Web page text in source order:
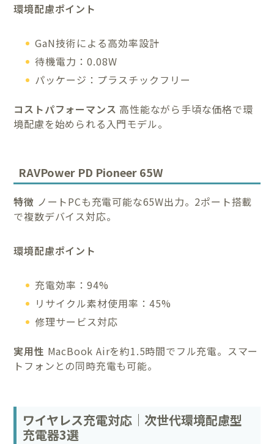
環境配慮ポイント
GaN技術による高効率設計
待機電力：0.08W
パッケージ：プラスチックフリー
コストパフォーマンス 高性能ながら手頃な価格で環
境配慮を始められる入門モデル。
RAVPower PD Pioneer 65W
特徴 ノートPCも充電可能な65W出力。2ポート搭載
で複数デバイス対応。
環境配慮ポイント
充電効率：94%
リサイクル素材使用率：45%
修理サービス対応
実用性 MacBook Airを約1.5時間でフル充電。スマー
トフォンとの同時充電も可能。
ワイヤレス充電対応｜次世代環境配慮型
充電器3選